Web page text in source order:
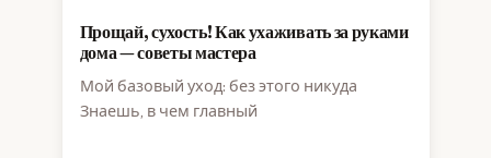
Прощай, сухость! Как ухаживать за руками
дома — советы мастера
Мой базовый уход: без этого никуда
Знаешь, в чем главный